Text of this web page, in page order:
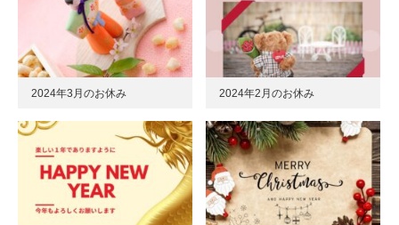
2024年3月のお休み 2024年2月のお休み